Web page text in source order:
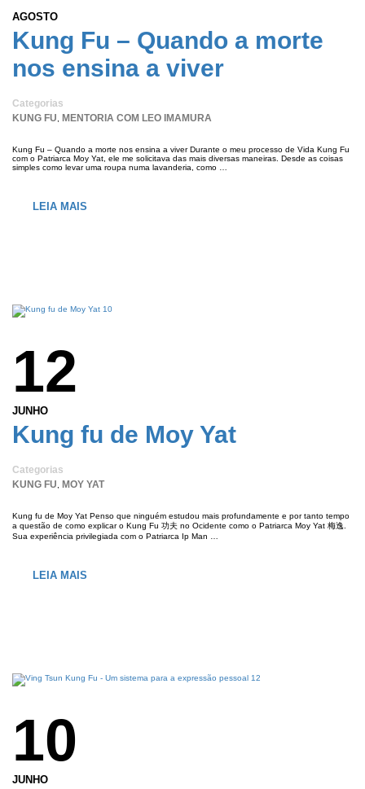
AGOSTO
Kung Fu – Quando a morte
nos ensina a viver
Categorias
KUNG FU, MENTORIA COM LEO IMAMURA
Kung Fu – Quando a morte nos ensina a viver Durante o meu processo de Vida Kung Fu
com o Patriarca Moy Yat, ele me solicitava das mais diversas maneiras. Desde as coisas
simples como levar uma roupa numa lavanderia, como …
LEIA MAIS
12
JUNHO
Kung fu de Moy Yat
Categorias
KUNG FU, MOY YAT
Kung fu de Moy Yat Penso que ninguém estudou mais profundamente e por tanto tempo
a questão de como explicar o Kung Fu 功夫 no Ocidente como o Patriarca Moy Yat 梅逸.
Sua experiência privilegiada com o Patriarca Ip Man …
LEIA MAIS
10
JUNHO